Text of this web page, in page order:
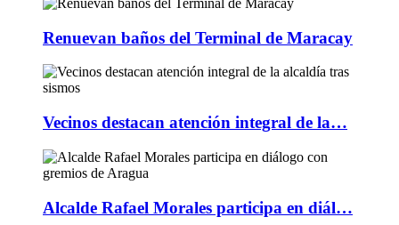
Renuevan baños del Terminal de Maracay
Vecinos destacan atención integral de la…
Alcalde Rafael Morales participa en diál…